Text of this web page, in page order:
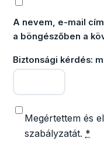
A nevem, e-mail
a böngészőben a
Biztonsági kérdés:
Megértettem és
szabályzatát. *